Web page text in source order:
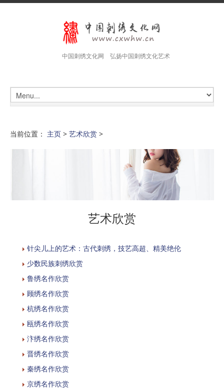
中国刺绣文化网 弘扬中国刺绣文化艺术
当前位置： 主页 > 艺术欣赏 >
艺术欣赏
针尖儿上的艺术：古代刺绣，技艺高超、精美绝伦
少数民族刺绣欣赏
鲁绣名作欣赏
顾绣名作欣赏
杭绣名作欣赏
瓯绣名作欣赏
汴绣名作欣赏
晋绣名作欣赏
秦绣名作欣赏
京绣名作欣赏